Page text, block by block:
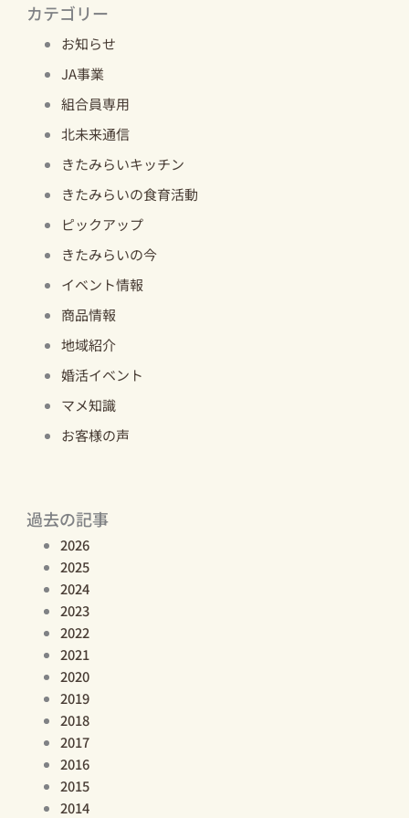
カテゴリー
お知らせ
JA事業
組合員専用
北未来通信
きたみらいキッチン
きたみらいの食育活動
ピックアップ
きたみらいの今
イベント情報
商品情報
地域紹介
婚活イベント
マメ知識
お客様の声
過去の記事
2026
2025
2024
2023
2022
2021
2020
2019
2018
2017
2016
2015
2014